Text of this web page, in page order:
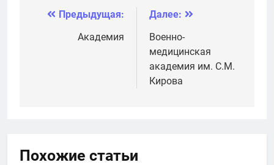
Филиппова
Навигация
Предыдущая:
Академия
Далее:
Военно-
медицинская
академия им. С.М.
Кирова
Похожие статьи